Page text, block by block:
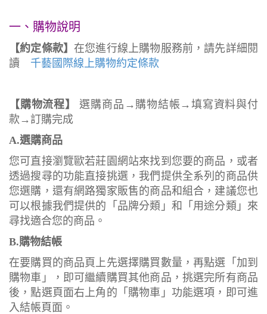
一、購物說明
【約定條款】 在您進行線上購物服務前，請先詳細閱
讀 千藝國際線上購物約定條款
【購物流程】選購商品→購物結帳→填寫資料與付
款→訂購完成
A.選購商品
您可直接瀏覽歐若莊園網站來找到您要的商品，或者
透過搜尋的功能直接挑選，我們提供全系列的商品供
您選購，還有網路獨家販售的商品和組合，建議您也
可以根據我們提供的「品牌分類」和「用途分類」來
尋找適合您的商品。
B.購物結帳
在要購買的商品頁上先選擇購買數量，再點選「加到
購物車」，即可繼續購買其他商品，挑選完所有商品
後，點選頁面右上角的「購物車」功能選項，即可進
入結帳頁面。